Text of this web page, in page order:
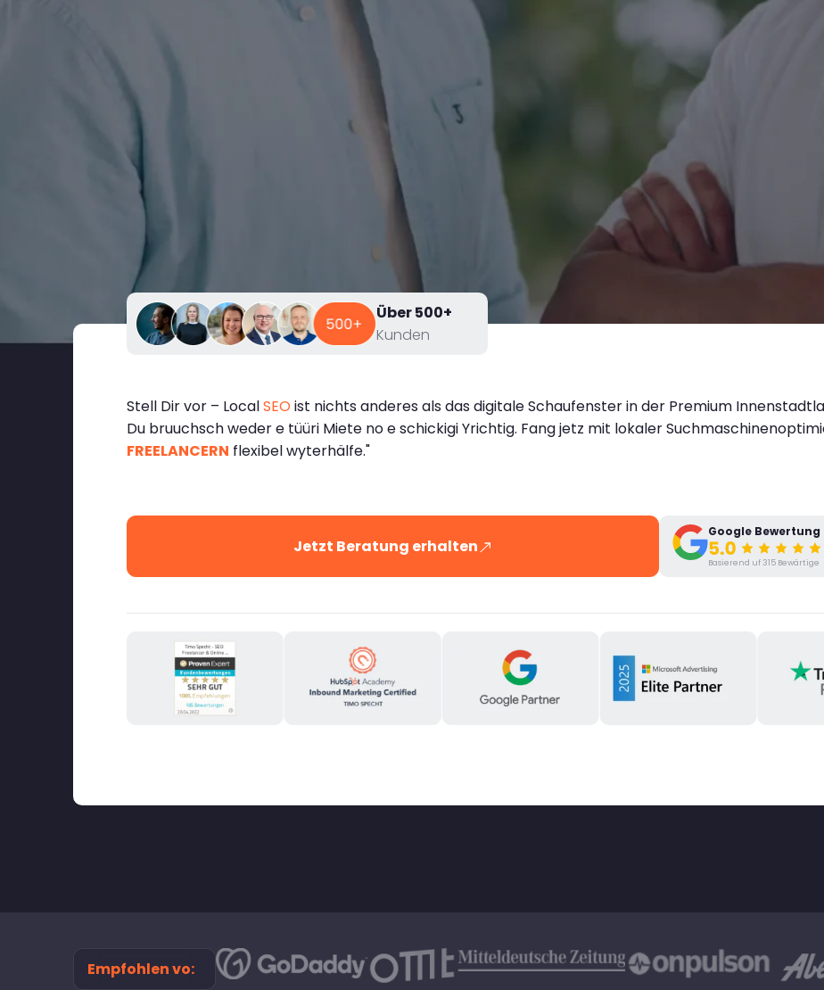
Über 500+
Kunden
Stell Dir vor – LocalSEO ist nichts anderes als das digitale Schaufenster in der Premium
Du bruuchsch weder e tüüri Miete no e schickigi Yrichtig. Fang jetz mit lokaler
FREELANCERN flexibel wyterhälfe."
Jetzt Beratung erhalten
Google Bewertung
Basierend uf 315 Bewärtige
Empfohlen vo: